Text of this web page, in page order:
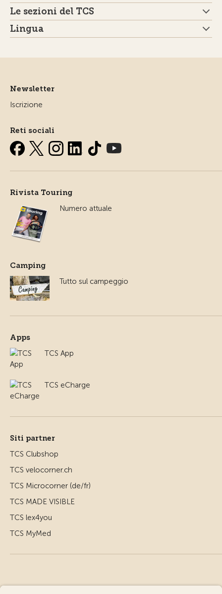
Le sezioni del TCS
Lingua
Newsletter
Iscrizione
Reti sociali
Rivista Touring
Numero attuale
Camping
Tutto sul campeggio
Apps
TCS App
TCS eCharge
Siti partner
TCS Clubshop
TCS velocorner.ch
TCS Microcorner (de/fr)
TCS MADE VISIBLE
TCS lex4you
TCS MyMed